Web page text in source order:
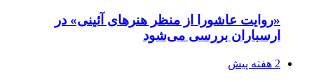
«روایت عاشورا از منظر هنرهای آئینی» در
ارسباران بررسی می‌شود
2 هفته پیش